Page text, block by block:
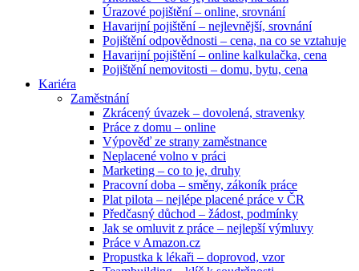
Úrazové pojištění – online, srovnání
Havarijní pojištění – nejlevnější, srovnání
Pojištění odpovědnosti – cena, na co se vztahuje
Havarijní pojištění – online kalkulačka, cena
Pojištění nemovitosti – domu, bytu, cena
Kariéra
Zaměstnání
Zkrácený úvazek – dovolená, stravenky
Práce z domu – online
Výpověď ze strany zaměstnance
Neplacené volno v práci
Marketing – co to je, druhy
Pracovní doba – směny, zákoník práce
Plat pilota – nejlépe placené práce v ČR
Předčasný důchod – žádost, podmínky
Jak se omluvit z práce – nejlepší výmluvy
Práce v Amazon.cz
Propustka k lékaři – doprovod, vzor